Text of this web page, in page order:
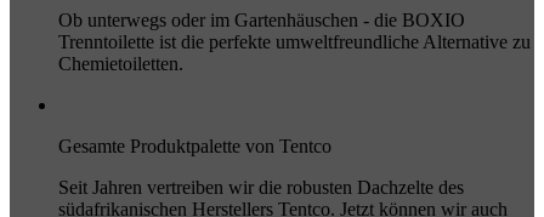
Ob unterwegs oder im Gartenhäuschen - die BOXIO
Trenntoilette ist die perfekte umweltfreundliche Alternative zu
Chemietoiletten.
Gesamte Produktpalette von Tentco
Seit Jahren vertreiben wir die robusten Dachzelte des
südafrikanischen Herstellers Tentco. Jetzt können wir auch